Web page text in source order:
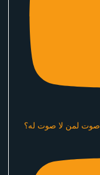
صوت لمن لا صوت له؟